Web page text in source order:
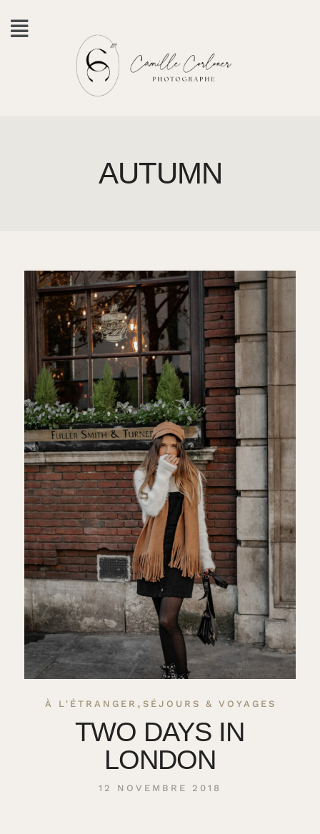
AUTUMN
À L'ÉTRANGER , SÉJOURS & VOYAGES
TWO DAYS IN
LONDON
12 NOVEMBRE 2018